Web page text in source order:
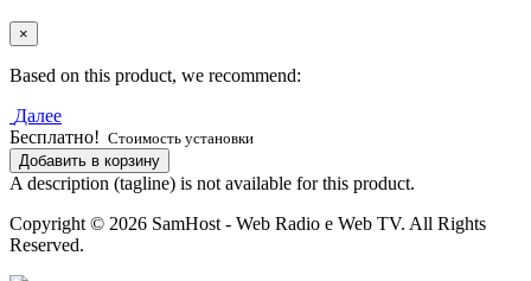
×
Based on this product, we recommend:
Далее
Бесплатно! Стоимость установки
Добавить в корзину
A description (tagline) is not available for this product.
Copyright © 2026 SamHost - Web Radio e Web TV. All Rights
Reserved.